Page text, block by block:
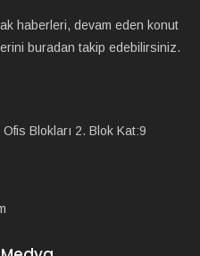
haberleri, devam eden konut
buradan takip edebilirsiniz.
Blokları 2. Blok Kat:9